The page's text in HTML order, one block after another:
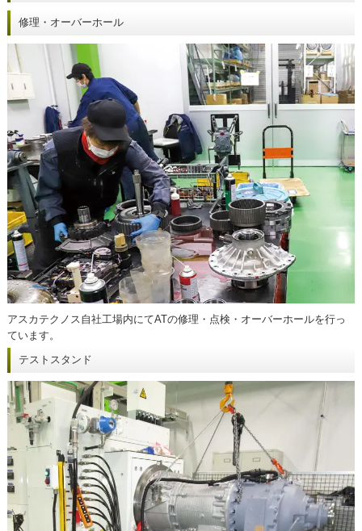
修理・オーバーホール
アスカテクノス自社工場内にてATの修理・点検・オーバーホールを行っ
ています。
テストスタンド